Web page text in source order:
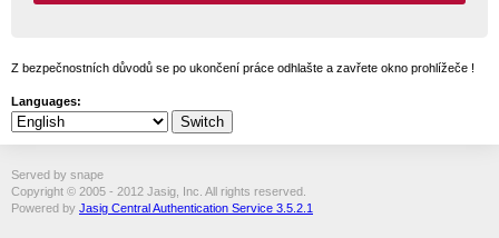
Z bezpečnostních důvodů se po ukončení práce odhlašte a zavřete okno prohlížeče !
Languages:
Served by snape
Copyright © 2005 - 2012 Jasig, Inc. All rights reserved.
Powered by Jasig Central Authentication Service 3.5.2.1